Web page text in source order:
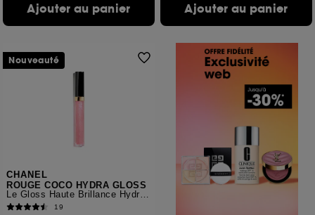
Ajouter au panier Ajouter au panier
CHANEL
ROUGE COCO HYDRA GLOSS
Le Gloss Haute Brillance Hydratant Et Lissant
19
Nouveauté